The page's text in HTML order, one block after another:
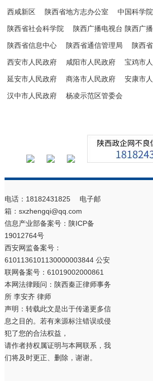
西咸新区 陕西省地方志办公室 中国科学
陕西省社会科学院 陕西广播电视台 陕西广
陕西省信息中心 陕西省通信管理局 陕西
西安市人民政府 咸阳市人民政府 宝鸡市
延安市人民政府 商洛市人民政府 安康市
汉中市人民政府 杨凌示范区管委会
电话：18182431825 电子邮
箱：sxzhengqi@qq.com
信息产业部备案号： 陕ICP备
19012764号
西安网监备案号：
6101136101130000003844 公安
联网备案号：61019002000861
本网法律顾问：陕西秦正律师事务
所 李安齐 律师
声明：转载此文是出于传递更多信
息之目的。若有来源标注错误或侵
犯了您的合法权益，
请作者持权属证明与本网联系，我
们将及时更正、删除，谢谢。